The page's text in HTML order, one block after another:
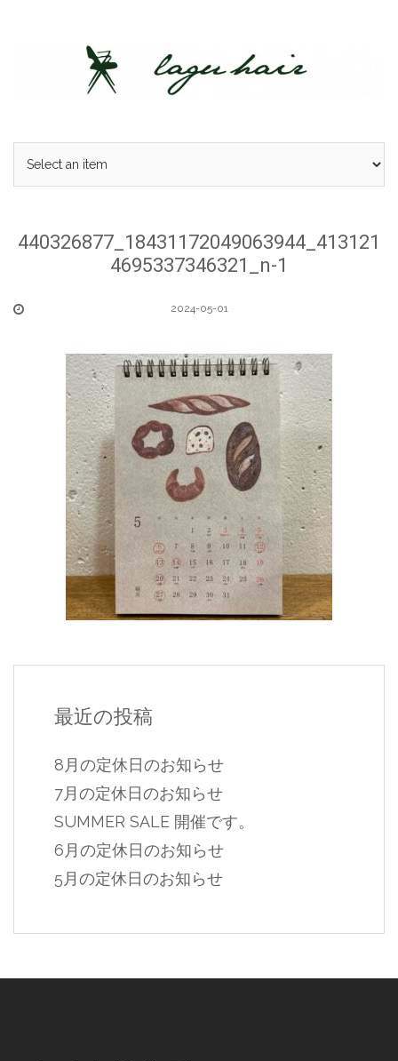
440326877_18431172049063944_413121
4695337346321_n-1
2024-05-01
最近の投稿
8月の定休日のお知らせ
7月の定休日のお知らせ
SUMMER SALE 開催です。
6月の定休日のお知らせ
5月の定休日のお知らせ